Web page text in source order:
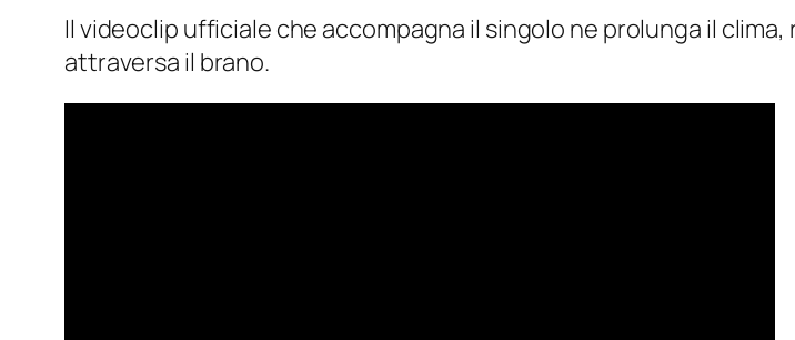
Il videoclip ufficiale che accompagna il singolo ne prolunga il
attraversa il brano.